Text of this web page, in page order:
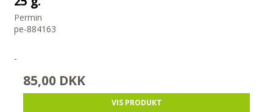
Permin
pe-884163
-
85,00 DKK
VIS PRODUKT